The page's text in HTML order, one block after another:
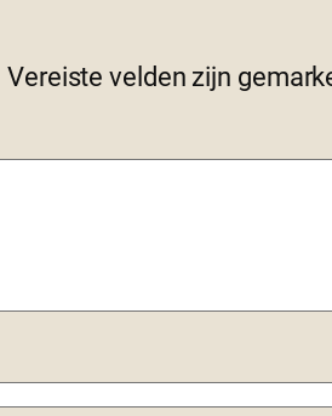
Vereiste velden zijn